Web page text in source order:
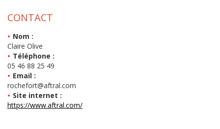
CONTACT
Nom :
Claire Olive
Téléphone :
05 46 88 25 49
Email :
rochefort@aftral.com
Site internet :
https://www.aftral.com/